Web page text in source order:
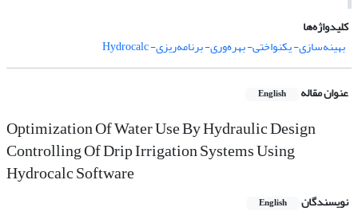
کلیدواژه‌ها
بهینه‌سازی- یکنواختی- بهره‌وری- برنامه‌ریزی- Hydrocalc
عنوان مقاله English
Optimization Of Water Use By Hydraulic Design
Controlling Of Drip Irrigation Systems Using
Hydrocalc Software
نویسندگان English